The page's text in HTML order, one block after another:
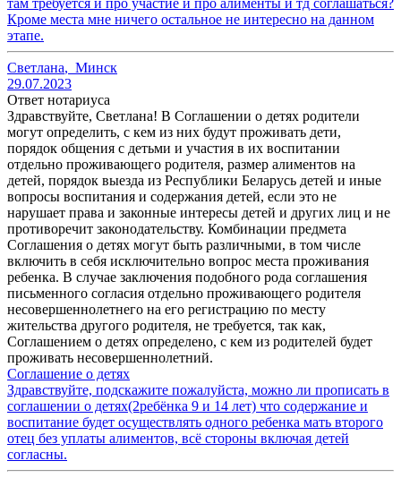
там требуется и про участие и про алименты и тд соглашаться?
Кроме места мне ничего остальное не интересно на данном
этапе.
Светлана, Минск
29.07.2023
Ответ нотариуса
Здравствуйте, Светлана! В Соглашении о детях родители
могут определить, с кем из них будут проживать дети,
порядок общения с детьми и участия в их воспитании
отдельно проживающего родителя, размер алиментов на
детей, порядок выезда из Республики Беларусь детей и иные
вопросы воспитания и содержания детей, если это не
нарушает права и законные интересы детей и других лиц и не
противоречит законодательству. Комбинации предмета
Соглашения о детях могут быть различными, в том числе
включить в себя исключительно вопрос места проживания
ребенка. В случае заключения подобного рода соглашения
письменного согласия отдельно проживающего родителя
несовершеннолетнего на его регистрацию по месту
жительства другого родителя, не требуется, так как,
Соглашением о детях определено, с кем из родителей будет
проживать несовершеннолетний.
Соглашение о детях
Здравствуйте, подскажите пожалуйста, можно ли прописать в
соглашении о детях(2ребëнка 9 и 14 лет) что содержание и
воспитание будет осуществлять одного ребенка мать второго
отец без уплаты алиментов, всё стороны включая детей
согласны.